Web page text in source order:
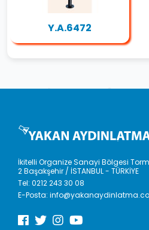
Y.A.6472
İkitelli Organize Sanayi Bölgesi
2 Başakşehir / İSTANBUL - TÜRKİYE
Tel:0212 243 30 08
E-Posta: